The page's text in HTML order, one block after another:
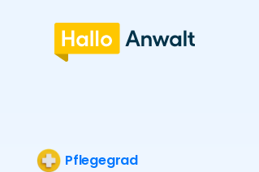
Pflegegrad